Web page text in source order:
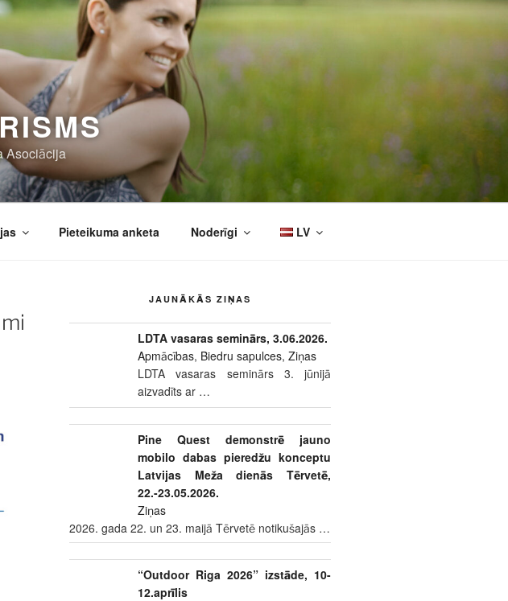
Asociācija
Pieteikuma anketa Noderīgi LV
JAUNĀKĀS ZIŅAS
LDTA vasaras seminārs, 3.06.2026.
Apmācības, Biedru sapulces,Ziņas
LDTA vasaras seminārs 3. jūnijā
aizvadīts ar …
Pine Quest demonstrē jauno
mobilo dabas pieredžu konceptu
Latvijas Meža dienās Tērvetē,
22.-23.05.2026.
Ziņas
2026. gada 22. un 23. maijā Tērvetē notikušajās …
“Outdoor Riga 2026” izstāde, 10-
12.aprīlis